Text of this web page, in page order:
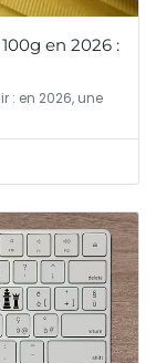
en 2026 :
: en 2026, une